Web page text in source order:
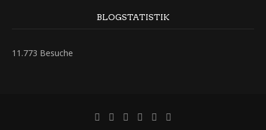
BLOGSTATISTIK
11.773 Besuche